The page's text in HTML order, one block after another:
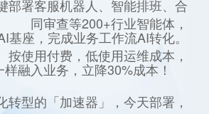
部署客服机器人、智能排班、合
同审查等200+行业智能体，
基座，完成业务工作流AI转化。
按使用付费，低使用运维成本，
融入业务，立降30%成本！
型的「加速器」，今天部署，